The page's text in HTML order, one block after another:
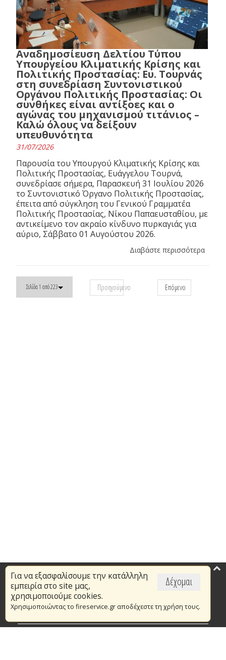
Αναδημοσίευση Δελτίου Τύπου
Υπουργείου Κλιματικής Κρίσης και
Πολιτικής Προστασίας: Ευ. Τουρνάς
στη συνεδρίαση Συντονιστικού
Οργάνου Πολιτικής Προστασίας: Οι
συνθήκες είναι αντίξοες και ο
αγώνας του μηχανισμού τιτάνιος –
Καλώ όλους να δείξουν
υπευθυνότητα
31/07/2026
Παρουσία του Υπουργού Κλιματικής Κρίσης και
Πολιτικής Προστασίας, Ευάγγελου Τουρνά,
συνεδρίασε σήμερα, Παρασκευή 31 Ιουλίου 2026
το Συντονιστικό Όργανο Πολιτικής Προστασίας,
έπειτα από σύγκληση του Γενικού Γραμματέα
Πολιτικής Προστασίας, Νίκου Παπαευσταθίου, με
αντικείμενο τον ακραίο κίνδυνο πυρκαγιάς για
αύριο, Σάββατο 01 Αυγούστου 2026.
Διαβάστε περισσότερα
Σελίδα 1 από 223 Προηγούμενο Επόμενο
Δέχομαι
Για να εξασφαλίσουμε την κατάλληλη
εμπειρία στο site μας,
χρησιμοποιούμε cookies.
Χρησιμοποιώντας το fireservice.gr αποδέχεστε τη χρήση τους.
Επικαιρότητα
Το Πυροσβεστικό Σώμα